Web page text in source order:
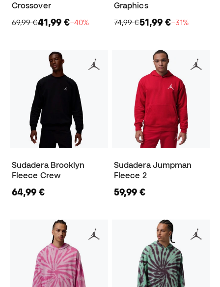
Crossover
69,99 €41,99 €−40%
Graphics
74,99 €51,99 €−31%
Sudadera Brooklyn
Fleece Crew
64,99 €
Sudadera Jumpman
Fleece 2
59,99 €